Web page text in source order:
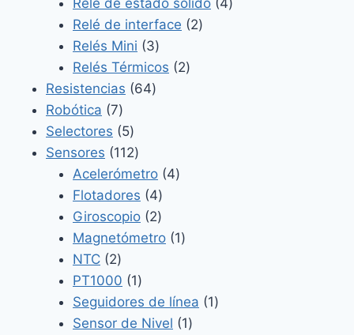
Relé de estado sólido 4
Relé de interface 22
Relés Mini 33
productos
Relés Térmicos 22
Resistencias 6464
Robótica 77
productos
Selectores 55
productos
Sensores 112112
productos
Acelerómetro 44
Flotadores 44
productos
Giroscopio 22
productos
Magnetómetro 11
NTC 22
productos
PT1000 11
producto
Seguidores de línea 11
Sensor de Nivel 11